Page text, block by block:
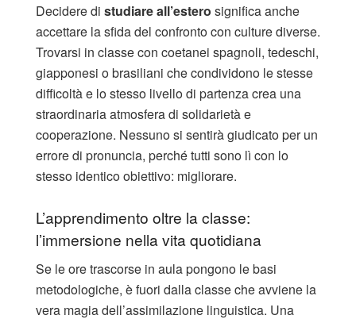
Decidere di studiare all’estero significa anche
accettare la sfida del confronto con culture diverse.
Trovarsi in classe con coetanei spagnoli, tedeschi,
giapponesi o brasiliani che condividono le stesse
difficoltà e lo stesso livello di partenza crea una
straordinaria atmosfera di solidarietà e
cooperazione. Nessuno si sentirà giudicato per un
errore di pronuncia, perché tutti sono lì con lo
stesso identico obiettivo: migliorare.
L’apprendimento oltre la classe:
l’immersione nella vita quotidiana
Se le ore trascorse in aula pongono le basi
metodologiche, è fuori dalla classe che avviene la
vera magia dell’assimilazione linguistica. Una